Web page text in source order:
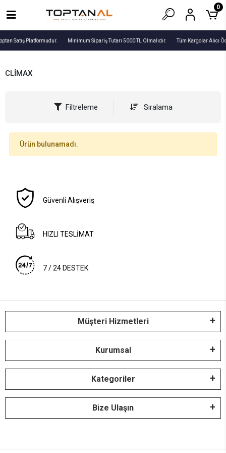
Satış Platformudur. Minimum Sipariş Tutarı 5000 TL Olmalıdır. Tüm Kargolar Alıcı
0
CLİMAX
Filtreleme Sıralama
Ürün bulunamadı.
Güvenli Alışveriş
HIZLI TESLİMAT
7 / 24 DESTEK
Müşteri Hizmetleri
Kurumsal
Kategoriler
Bize Ulaşın